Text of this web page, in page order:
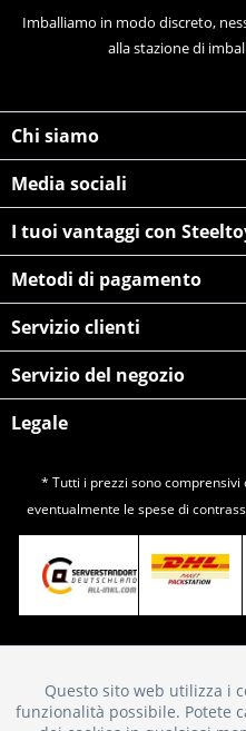
Imballiamo in modo discreto,
alla stazione di
Chi siamo
Media sociali
I tuoi vantaggi con
Metodi di pagamento
Servizio clienti
Servizio del negozio
Legale
* Tutti i prezzi sono comprensivi
eventualmente le spese di
Funktionale
Questo sito web utilizza i
funzionalità possibile. Potete